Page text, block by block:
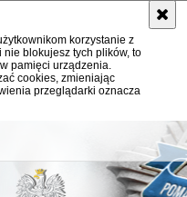
korzystanie z
blokujesz tych plików, to
pamięci urządzenia.
cookies, zmieniając
przeglądarki oznacza